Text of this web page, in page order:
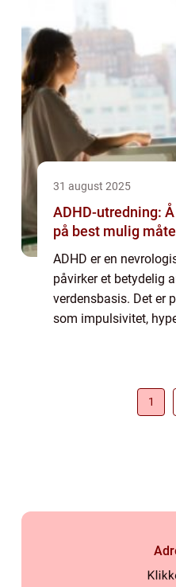
31 august 2025
ADHD-utredning:
på best mulig måte
ADHD er en
påvirker et betydelig
verdensbasis. Det er
som impulsivitet,
1